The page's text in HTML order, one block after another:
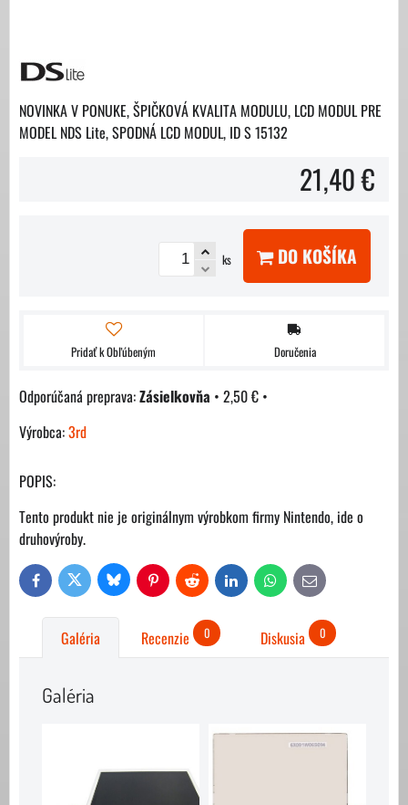
NOVINKA V PONUKE, ŠPIČKOVÁ KVALITA MODULU, LCD MODUL PRE
MODEL NDS Lite, SPODNÁ LCD MODUL, ID S 15132
21,40 €
ks DO KOŠÍKA
Pridať k Obľúbeným Doručenia
Zásielkovňa • 2,50 € •
Výrobca:3rd
POPIS:
Tento produkt nie je originálnym výrobkom firmy Nintendo, ide o
druhovýroby.
FacebookTwitter Bluesky PinterestReddit LinkedIn WhatsAppE-
mail
Galéria Recenzie 0 Diskusia 0
Galéria